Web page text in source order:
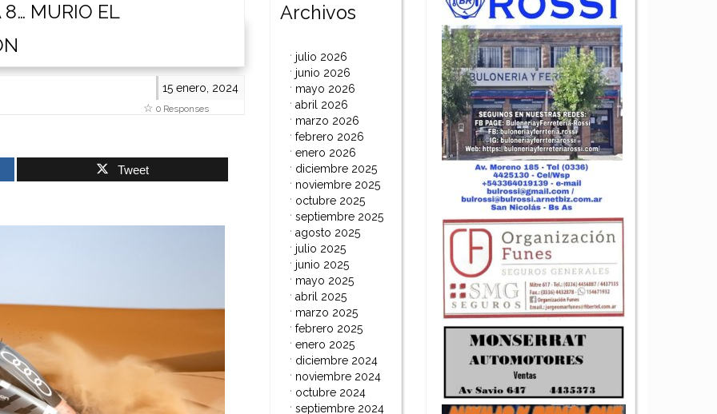
8… MURIO EL
15 enero, 2024
0 Responses
Tweet
Archivos
julio 2026
junio 2026
mayo 2026
abril 2026
marzo 2026
febrero 2026
enero 2026
diciembre 2025
noviembre 2025
octubre 2025
septiembre 2025
agosto 2025
julio 2025
junio 2025
mayo 2025
abril 2025
marzo 2025
febrero 2025
enero 2025
diciembre 2024
noviembre 2024
octubre 2024
septiembre 2024